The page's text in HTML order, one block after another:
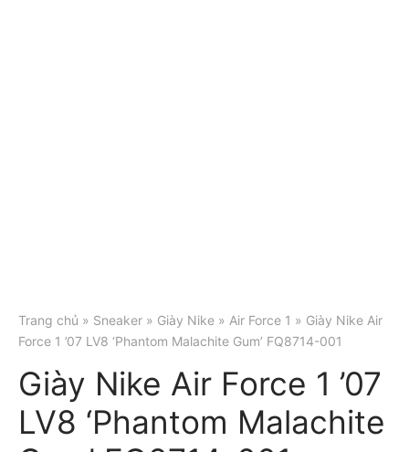
Trang chủ » Sneaker » Giày Nike » Air Force 1 » Giày Nike Air
Force 1 ’07 LV8 ‘Phantom Malachite Gum’ FQ8714-001
Giày Nike Air Force 1 ’07
LV8 ‘Phantom Malachite